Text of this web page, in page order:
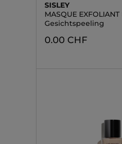
SISLEY
MASQUE
Gesichtspeeling
0.00 CHF